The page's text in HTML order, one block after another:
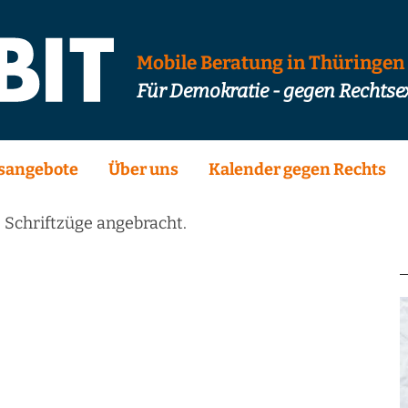
Mobile Beratung in Thüringen
Für Demokratie - gegen
Über uns Kalender gegen Rechts
angebracht.